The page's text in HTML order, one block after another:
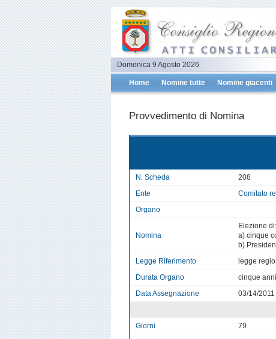
Domenica 9 Agosto 2026
Home Nomine tutte Nomine giacenti
Provvedimento di Nomina
N. Scheda
208
Ente
Comitato
Organo
Nomina
Elezione di:
a) cinque
b)
Legge Riferimento
legge
Durata Organo
cinque anni
Data Assegnazione
03/14/2011
Giorni
79